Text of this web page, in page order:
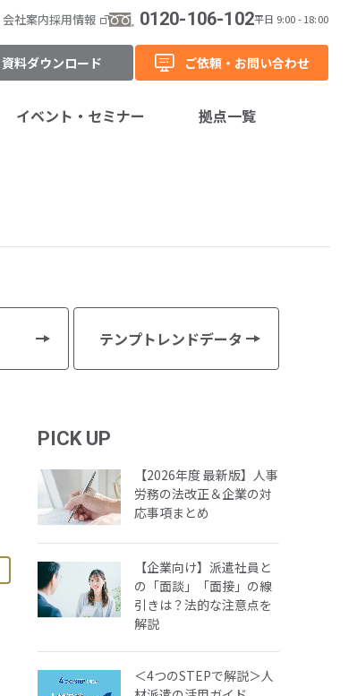
会社案内採用情報 0120-106-102平日 9:00 - 18:00
資料ダウンロード ご依頼・お問い合わせ
イベント・セミナー 拠点一覧
テンプトレンドデータ
PICK UP
【2026年度 最新版】人事
労務の法改正＆企業の対
応事項まとめ
【企業向け】派遣社員と
の「面談」「面接」の線
引きは？法的な注意点を
解説
＜4つのSTEPで解説＞人